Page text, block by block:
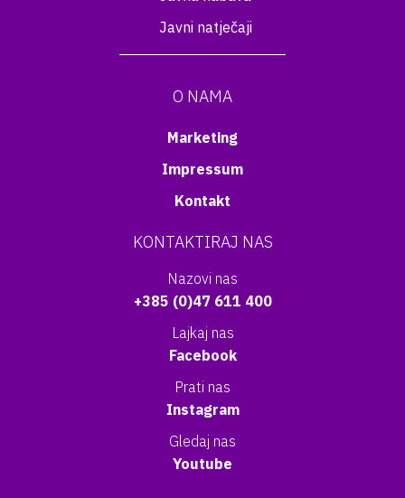
Javni natječaji
O NAMA
Marketing
Impressum
Kontakt
KONTAKTIRAJ NAS
Nazovi nas
+385 (0)47 611 400
Lajkaj nas
Facebook
Prati nas
Instagram
Gledaj nas
Youtube